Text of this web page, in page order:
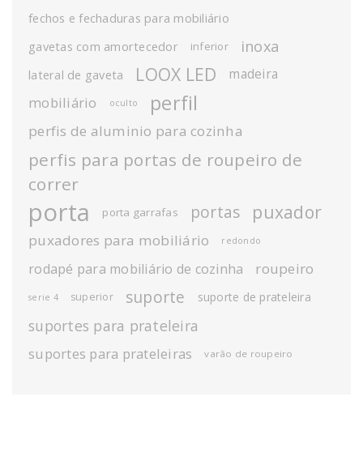
fechos e fechaduras para mobiliário
gavetas com amortecedor
inferior inoxa
lateral de gaveta LOOX LED madeira
mobiliário oculto perfil
perfis de aluminio para cozinha
perfis para portas de roupeiro de
correr
porta porta garrafas portas puxador
puxadores para mobiliário redondo
rodapé para mobiliário de cozinha roupeiro
serie 4 superior suporte suporte de prateleira
suportes para prateleira
suportes para prateleiras varão de roupeiro